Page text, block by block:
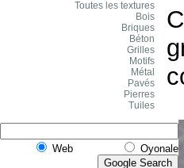
Toutes les textures
Bois
Briques
Béton
Grilles
Motifs
Métal
Pavés
Pierres
Tuiles
Web Oyonale